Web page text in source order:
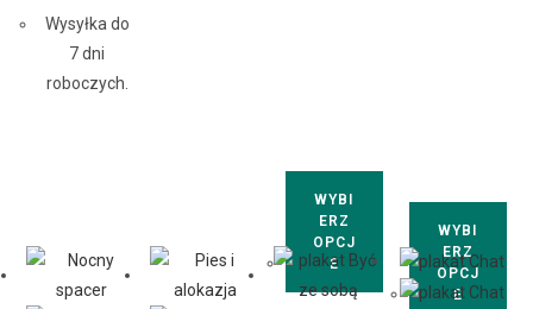
Wysyłka do
7 dni
roboczych.
WYBI
ERZ
OPCJ
E
WYBI
ERZ
OPCJ
E